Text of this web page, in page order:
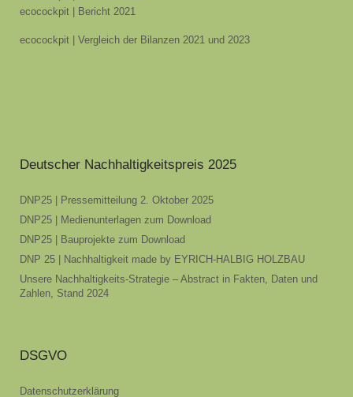
ecocockpit | Bericht 2021
ecocockpit | Vergleich der Bilanzen 2021 und 2023
Deutscher Nachhaltigkeitspreis 2025
DNP25 | Pressemitteilung 2. Oktober 2025
DNP25 | Medienunterlagen zum Download
DNP25 | Bauprojekte zum Download
DNP 25 | Nachhaltigkeit made by EYRICH-HALBIG HOLZBAU
Unsere Nachhaltigkeits-Strategie – Abstract in Fakten, Daten und
Zahlen, Stand 2024
DSGVO
Datenschutzerklärung